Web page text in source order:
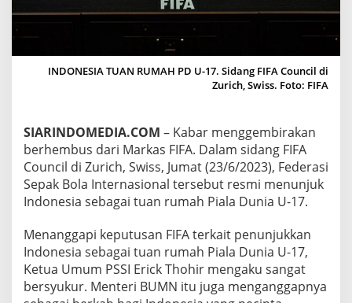
U
P
I
A
A
D
N
I
A
U
-
INDONESIA TUAN RUMAH PD U-17. Sidang FIFA Council di
Zurich, Swiss. Foto: FIFA
SIARINDOMEDIA.COM – Kabar menggembirakan
berhembus dari Markas FIFA. Dalam sidang FIFA
Council di Zurich, Swiss, Jumat (23/6/2023), Federasi
Sepak Bola Internasional tersebut resmi menunjuk
Indonesia sebagai tuan rumah Piala Dunia U-17.
Menanggapi keputusan FIFA terkait penunjukkan
Indonesia sebagai tuan rumah Piala Dunia U-17,
Ketua Umum PSSI Erick Thohir mengaku sangat
bersyukur. Menteri BUMN itu juga menganggapnya